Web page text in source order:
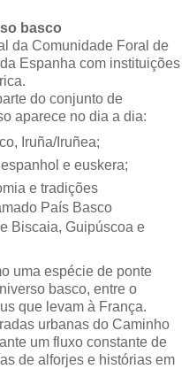
basco
da Comunidade Foral de
Espanha com instituições
do conjunto de
aparece no dia a dia:
Iruña/Iruñea;
e euskera;
e tradições
País Basco
Biscaia, Guipúscoa e
uma espécie de ponte
basco, entre o
que levam à França.
urbanas do Caminho
um fluxo constante de
de alforjes e histórias em